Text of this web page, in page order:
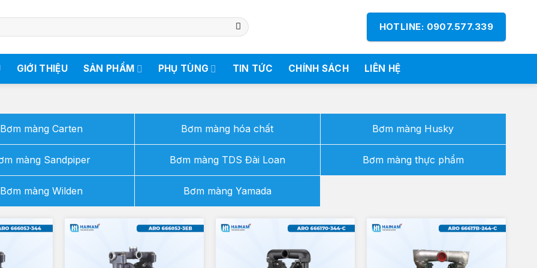
HOTLINE: 0907.577.339
GIỚI THIỆU SẢN PHẨM PHỤ TÙNG TIN TỨC CHÍNH SÁCH LIÊN HỆ
Bơm màng Carten Bơm màng hóa chất Bơm màng Husky
màng Sandpiper Bơm màng TDS Đài Loan Bơm màng thực phẩm
Bơm màng Wilden Bơm màng Yamada